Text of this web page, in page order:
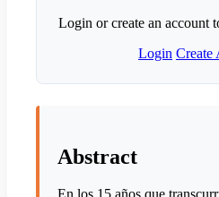
Login or create an account
Login Create
Abstract